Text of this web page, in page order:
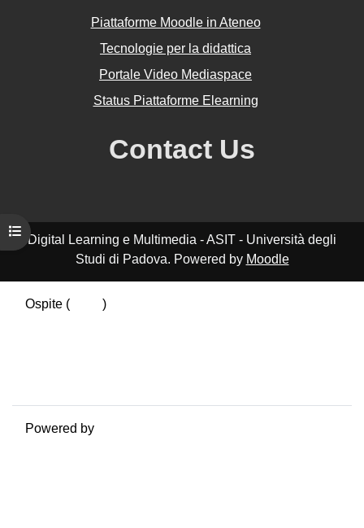
Apri indice del corso
Piattaforme Moodle in Ateneo
Tecnologie per la didattica
Portale Video Mediaspace
Status Piattaforme Elearning
Contact Us
Digital Learning e Multimedia - ASIT - Università degli
Studi di Padova. Powered by Moodle
Ospite (
)
Powered by